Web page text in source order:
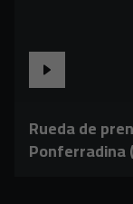
Rueda de
Ponferradina